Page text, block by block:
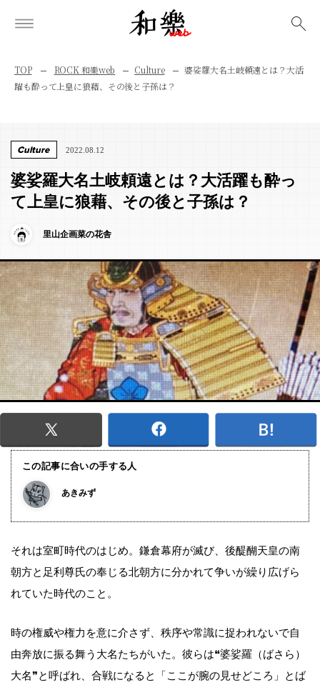
TOP ROCK 和樂web Culture
婆娑羅大名土岐頼遠とは？大活
躍も酔って上皇に狼藉、その後と子孫は？
Culture 2022.08.12
婆娑羅大名土岐頼遠とは？大活躍も酔っ
て上皇に狼藉、その後と子孫は？
里山企画菜の花舎
この記事に合いの手する人
あきみず
それは室町時代のはじめ。鎌倉幕府が滅び、後醍醐天皇の南
朝方と足利尊氏の奉じる北朝方に分かれて争いが繰り広げら
れていた時代のこと。
時の権威や権力を意に介さず、秩序や常識に捉われないで自
由奔放に振る舞う大名たちがいた。彼らは❝婆娑羅（ばさら）
大名❞と呼ばれ、合戦になると「ここが腕の見せどころ」とば